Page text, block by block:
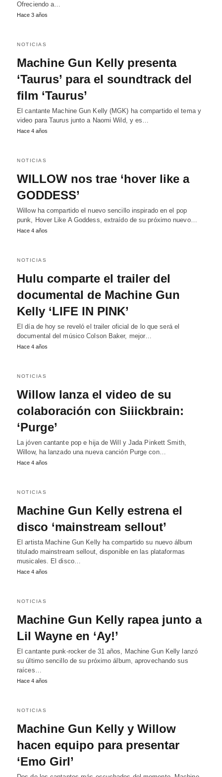
Ofreciendo a…
Hace 3 años
NOTICIAS
Machine Gun Kelly presenta
‘Taurus’ para el soundtrack del
film ‘Taurus’
El cantante Machine Gun Kelly (MGK) ha compartido el tema y
video para Taurus junto a Naomi Wild, y es…
Hace 4 años
NOTICIAS
WILLOW nos trae ‘hover like a
GODDESS’
Willow ha compartido el nuevo sencillo inspirado en el pop
punk, Hover Like A Goddess, extraído de su próximo nuevo…
Hace 4 años
NOTICIAS
Hulu comparte el trailer del
documental de Machine Gun
Kelly ‘LIFE IN PINK’
El día de hoy se reveló el trailer oficial de lo que será el
documental del músico Colson Baker​​​, mejor…
Hace 4 años
NOTICIAS
Willow lanza el video de su
colaboración con Siiickbrain:
‘Purge’
La jóven cantante pop e hija de Will y Jada Pinkett Smith,
Willow, ha lanzado una nueva canción Purge con…
Hace 4 años
NOTICIAS
Machine Gun Kelly estrena el
disco ‘mainstream sellout’
El artista Machine Gun Kelly ha compartido su nuevo álbum
titulado mainstream sellout, disponible en las plataformas
musicales. El disco…
Hace 4 años
NOTICIAS
Machine Gun Kelly rapea junto a
Lil Wayne en ‘Ay!’
El cantante punk-rocker de 31 años, Machine Gun Kelly lanzó
su último sencillo de su próximo álbum, aprovechando sus
raíces…
Hace 4 años
NOTICIAS
Machine Gun Kelly y Willow
hacen equipo para presentar
‘Emo Girl’